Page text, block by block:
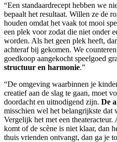
“Een standaardrecept hebben we
bepaalt het resultaat. Willen ze de
houden omdat het vaak tot mooi
een plek voor zodat die niet onder
worden. Als het geen plek heeft,
achteraf bij gekomen. We
goedkoop aangekocht speelgoed
structuur en harmonie.”
“De omgeving waarbinnen je
creatief aan de slag te gaan, moet
doordacht en uitnodigend zijn. De
misschien wel het belangrijkste dat
Vergelijk het met een
komt of de scène is niet klaar, dan
thuis vrienden ontvangt, dan ga je